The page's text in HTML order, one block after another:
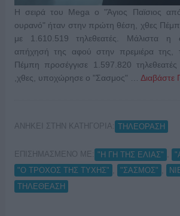
Η σειρά του Mega ο "Άγιος Παϊσιος
ουρανό" ήταν στην πρώτη θέση, χθες
με 1.610.519 τηλεθεατές. Μάλιστα η
απήχησή της αφού στην πρεμιέρα της,
Πέμπη προσέγγισε 1.597.820
,χθες, υποχώρησε ο "Σασμος" … Διαβάστε
ΑΝΗΚΕΙ ΣΤΗΝ ΚΑΤΗΓΟΡΙΑ: ΤΗΛΕΟΡΑΣΗ
ΕΠΙΣΗΜΑΣΜΕΝΟ ΜΕ: "H ΓΗ ΤΗΣ ΕΛΙΑΣ"
"Ο ΤΡΟΧΟΣ ΤΗΣ ΤΥΧΗΣ"
"ΣΑΣΜΟΣ"
ΤΗΛΕΘΕΑΣΗ